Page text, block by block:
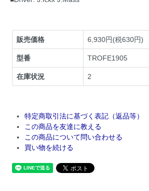
販売価格 6,930円(税630円)
型番 TROFE1905
在庫状況 2
特定商取引法に基づく表記（返品等）
この商品を友達に教える
この商品について問い合わせる
買い物を続ける